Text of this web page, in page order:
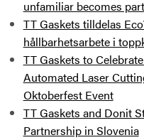
unfamiliar becomes
TT Gaskets tilldelas
hållbarhetsarbete i
TT Gaskets to
Automated Laser
Oktoberfest Event
TT Gaskets and Donit
Partnership in Slovenia